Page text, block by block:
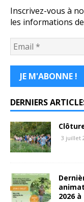
Inscrivez-vous à
les informations
DERNIERS
3 juillet
2026 à